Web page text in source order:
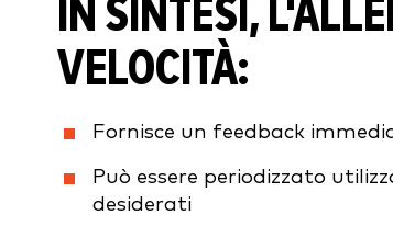
IN SINTESI,
VELOCITÀ:
Fornisce un feedback
Può essere periodizzato
desiderati